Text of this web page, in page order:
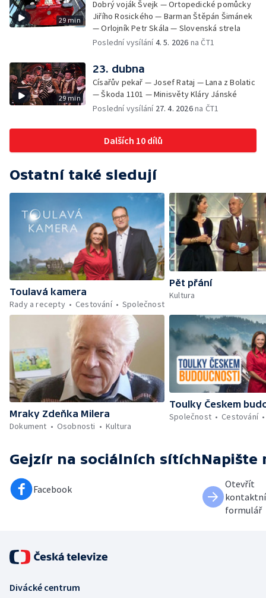
29 min
Dobrý voják Švejk — Ortopedické pomůcky
Jiřího Rosického — Barman Štěpán Šimánek
— Orlojník Petr Skála — Slovenská strela
Poslední vysílání4. 5. 2026 na ČT1
29 min
23. dubna
Císařův pekař — Josef Rataj — Lana z Bolatic
— Škoda 1101 — Minisvěty Kláry Jánské
Poslední vysílání 27. 4. 2026na ČT1
Dalších 10 dílů
Ostatní také sledují
Toulavá kamera
Rady a recepty
Cestování Společnost
Pět přání
Kultura
Mraky Zdeňka Milera
Dokument
Osobnosti Kultura
Toulky Českem
Společnost
Cestování
Gejzír na sociálních sítích
Facebook
Napište
Otevřít
kontaktní
formulář
Divácké centrum